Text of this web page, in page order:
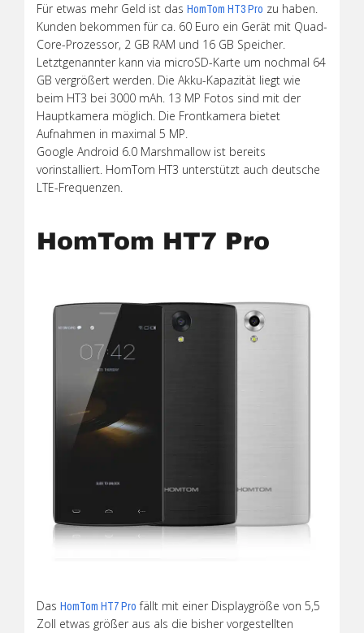
Für etwas mehr Geld ist das HomTom HT3 Pro zu haben.
Kunden bekommen für ca. 60 Euro ein Gerät mit Quad-
Core-Prozessor, 2 GB RAM und 16 GB Speicher.
Letztgenannter kann via microSD-Karte um nochmal 64
GB vergrößert werden. Die Akku-Kapazität liegt wie
beim HT3 bei 3000 mAh. 13 MP Fotos sind mit der
Hauptkamera möglich. Die Frontkamera bietet
Aufnahmen in maximal 5 MP.
Google Android 6.0 Marshmallow ist bereits
vorinstalliert. HomTom HT3 unterstützt auch deutsche
LTE-Frequenzen.
HomTom HT7 Pro
Das HomTom HT7 Pro fällt mit einer Displaygröße von 5,5
Zoll etwas größer aus als die bisher vorgestellten